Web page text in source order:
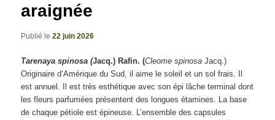
araignée
Publié le22 juin 2026
Tarenaya spinosa (Jacq.) Rafin. (Cleome spinosaJacq.)
Originaire d’Amérique du Sud, il aime le soleil et un sol frais. Il
est annuel. Il est très esthétique avec son épi lâche terminal dont
les fleurs parfumées présentent des longues étamines. La base
de chaque pétiole est épineuse. L’ensemble des capsules